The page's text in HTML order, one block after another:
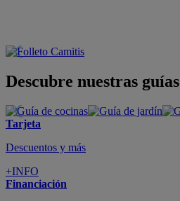
Descubre nuestras guías
Tarjeta
Descuentos y más
+INFO
Financiación